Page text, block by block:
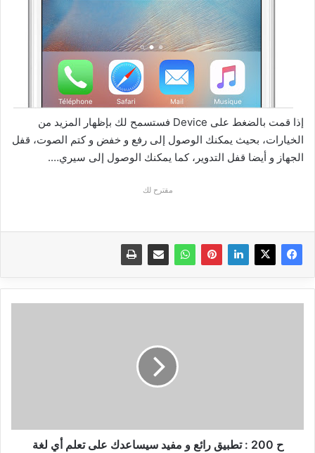
إذا قمت بالضغط على Device فستسمح لك بإظهار المزيد من
الخيارات، بحيث يمكنك الوصول إلى رفع و خفض و كتم الصوت، قفل
الجهاز و أيضا قفل التدوير، كما يمكنك الوصول إلى سيري….
مقترح لك
على
ح 200 : تطبيق رائع و مفيد سيساعدك على تعلم أي لغة